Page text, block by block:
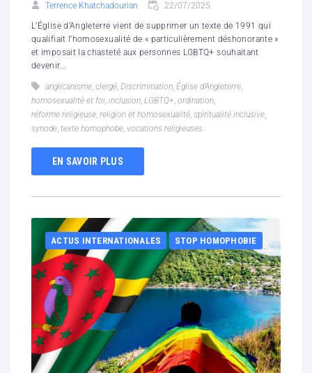
Terrence Khatchadourian 22/07/2025
L’Église d’Angleterre vient de supprimer un texte de 1991 qui
qualifiait l’homosexualité de « particulièrement déshonorante »
et imposait la chasteté aux personnes LGBTQ+ souhaitant
devenir...
anglicanisme, clergé, Discrimination, Église d’Angleterre,
homosexualité et foi, inclusion, LGBTQ+, ordination,
réforme religieuse, religion et homosexualité, spiritualité inclusive,
synode, texte homophobe, vocations religieuses
EN SAVOIR PLUS
ACTUS INTERNATIONALES STOP HOMOPHOBIE